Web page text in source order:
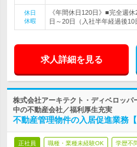
休日
休暇
《年間休日120日》■完全週
日～20日（入社半年経過後10
求人詳細を見る
株式会社アーキテクト・ディベロッ
中の不動産会社／福利厚生充実
不動産管理物件の入居促進業務
正社員 職種・業種未経験OK 学歴不